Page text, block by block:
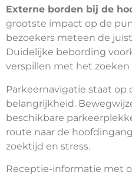
Externe borden bij de
grootste impact op de
bezoekers meteen de
Duidelijke bebording
verspillen met het zoeken
Parkeernavigatie staat op
belangrijkheid.
beschikbare
route naar de
zoektijd en stress.
Receptie-informatie met